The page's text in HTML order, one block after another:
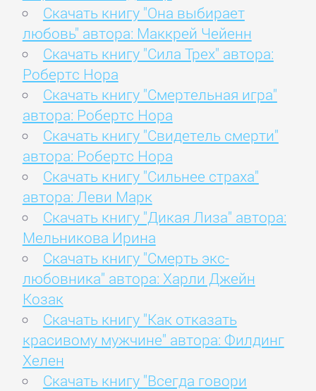
Скачать книгу "Она выбирает
любовь" автора: Маккрей Чейенн
Скачать книгу "Сила Трех" автора:
Робертс Нора
Скачать книгу "Смертельная игра"
автора: Робертс Нора
Скачать книгу "Свидетель смерти"
автора: Робертс Нора
Скачать книгу "Сильнее страха"
автора: Леви Марк
Скачать книгу "Дикая Лиза" автора:
Мельникова Ирина
Скачать книгу "Смерть экс-
любовника" автора: Харли Джейн
Козак
Скачать книгу "Как отказать
красивому мужчине" автора: Филдинг
Хелен
Скачать книгу "Всегда говори